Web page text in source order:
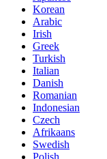
Korean
Arabic
Irish
Greek
Turkish
Italian
Danish
Romanian
Indonesian
Czech
Afrikaans
Swedish
Polish